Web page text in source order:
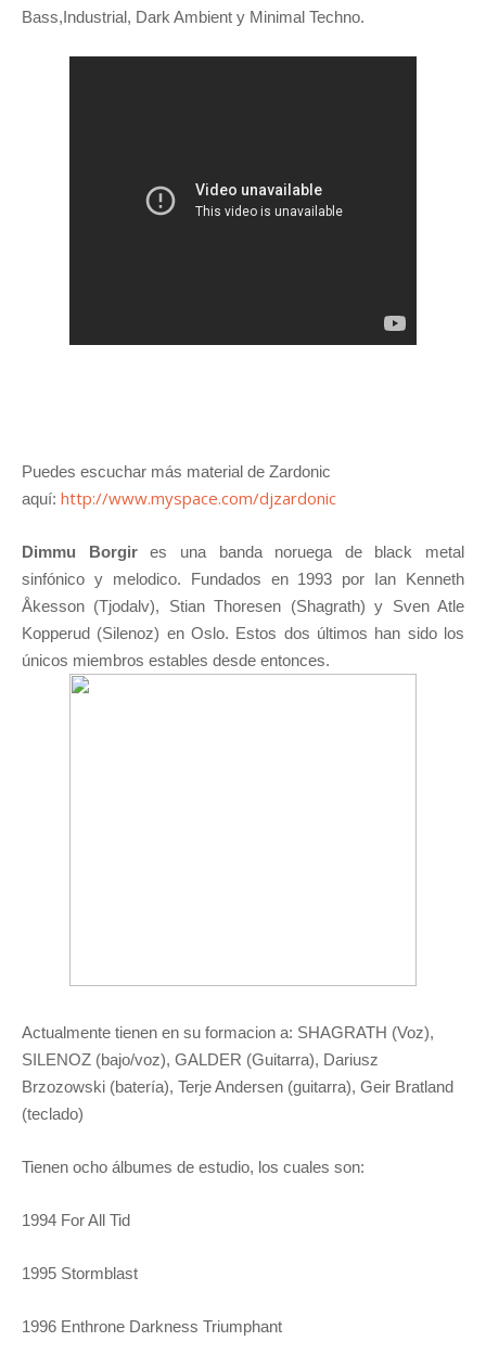
Bass,Industrial, Dark Ambient y Minimal Techno.
Puedes escuchar más material de Zardonic
aquí: http://www.myspace.com/djzardonic
Dimmu Borgires una banda noruega de black metal
sinfónico y melodico. Fundados en 1993 por Ian Kenneth
Åkesson (Tjodalv), Stian Thoresen (Shagrath) y Sven Atle
Kopperud (Silenoz) en Oslo. Estos dos últimos han sido los
únicos miembros estables desde entonces.
Actualmente tienen en su formacion a: SHAGRATH (Voz),
SILENOZ (bajo/voz), GALDER (Guitarra), Dariusz
Brzozowski (batería), Terje Andersen (guitarra), Geir Bratland
(teclado)
Tienen ocho álbumes de estudio, los cuales son:
1994 For All Tid
1995 Stormblast
1996 Enthrone Darkness Triumphant